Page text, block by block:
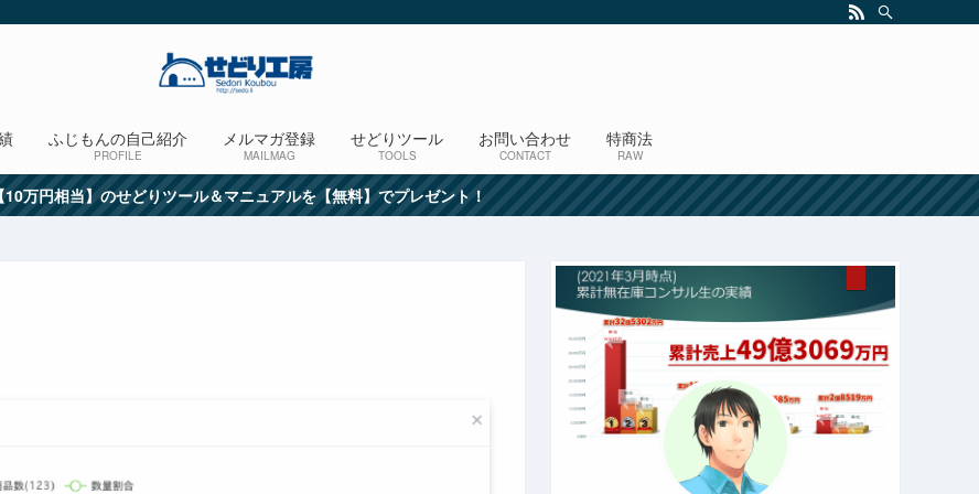
ふじもんの自己紹介
PROFILE
メルマガ登録
MAILMAG
せどりツール
TOOLS
お問い合わせ
CONTACT
特商法
RAW
10万円相当】のせどりツール＆マニュアルを【無料】でプレゼント！